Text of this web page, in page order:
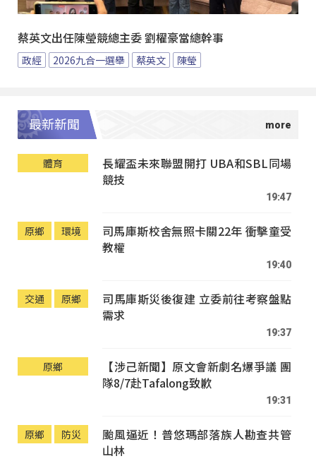
蔡英文出任陳瑩競總主委 劉櫂豪當總幹事
政經 2026九合一選舉 蔡英文 陳瑩
最新新聞
體育
長耀盃未來聯盟開打 UBA和SBL同場
競技
19:47
原鄉 環境
司馬庫斯校舍無照卡關22年 衝擊童受
教權
19:40
交通 原鄉
司馬庫斯災後復建 立委前往考察盤點
需求
19:37
原鄉
【涉己新聞】原文會新劇名爆爭議 團
隊8/7赴Tafalong致歉
19:31
原鄉 防災
颱風逼近！普悠瑪部落族人勘查共管
山林